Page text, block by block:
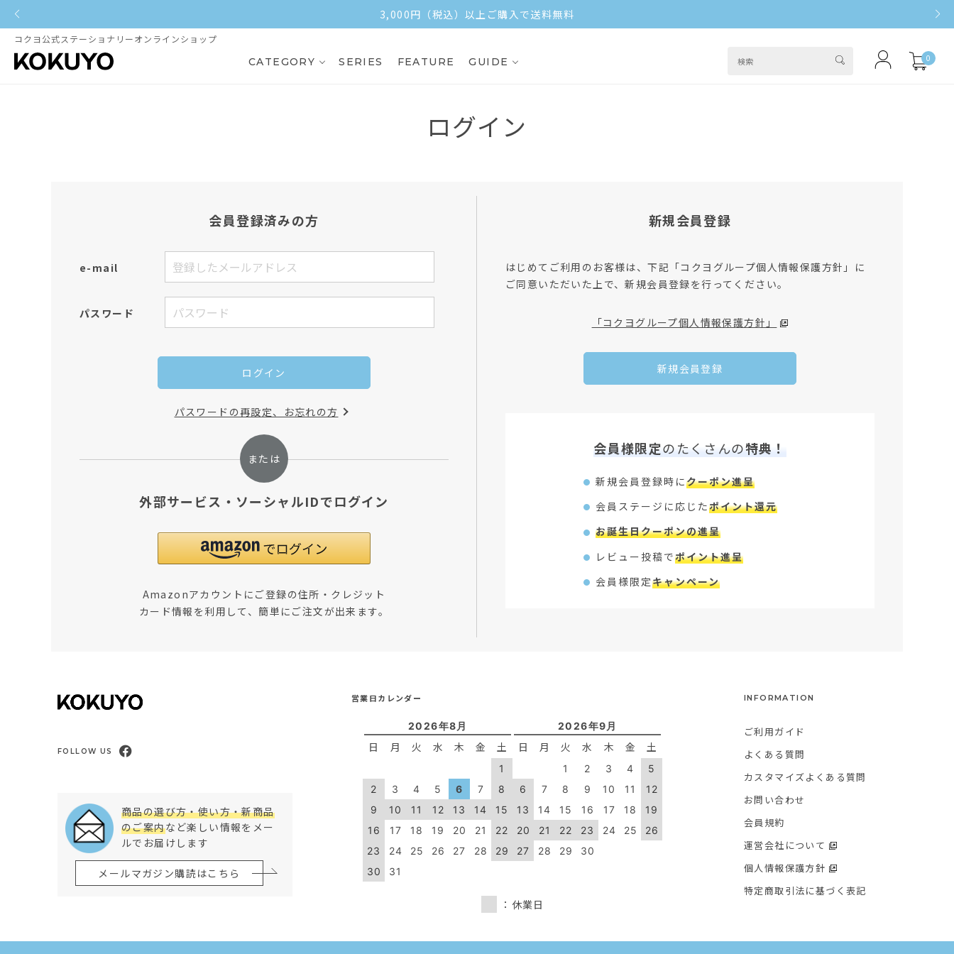
3,000円（税込）以上ご購入で送料無料
コクヨ公式ステーショナリーオンラインショップ
CATEGORY SERIES FEATURE GUIDE 0
ログイン
会員登録済みの方
e-mail
パスワード
ログイン
パスワードの再設定、お忘れの方
外部サービス・ソーシャルIDでログイン
Amazonアカウントにご登録の住所・クレジット
カード情報を利用して、簡単にご注文が出来ます。
新規会員登録
はじめてご利用のお客様は、下記「コクヨグループ個人情報保護方針」に
ご同意いただいた上で、新規会員登録を行ってください。
「コクヨグループ個人情報保護方針」
新規会員登録
会員様限定のたくさんの特典！
新規会員登録時にクーポン進呈
会員ステージに応じたポイント還元
お誕生日クーポンの進呈
レビュー投稿でポイント進呈
会員様限定キャンペーン
FOLLOW US
商品の選び方・使い方・新商品
のご案内など楽しい情報をメー
ルでお届けします
メールマガジン購読はこちら
営業日カレンダー
2026年8月
日 月 火 水 木 金 土
1
2
3 4 5 6 7
8
9
10 11 12 13 14
15
16
17 18 19 20 21
22
23
24 25 26 27 28
29
30
31
2026年9月
日 月 火 水 木 金 土
1 2 3 4
5
6
7 8 9 10 11
12
13
14 15 16 17 18
19
20
21 22 23 24 25
26
27
28 29 30
：休業日
INFORMATION
ご利用ガイド
よくある質問
カスタマイズよくある質問
お問い合わせ
会員規約
運営会社について
個人情報保護方針
特定商取引法に基づく表記